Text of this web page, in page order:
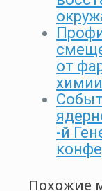
от
-й
Похожие